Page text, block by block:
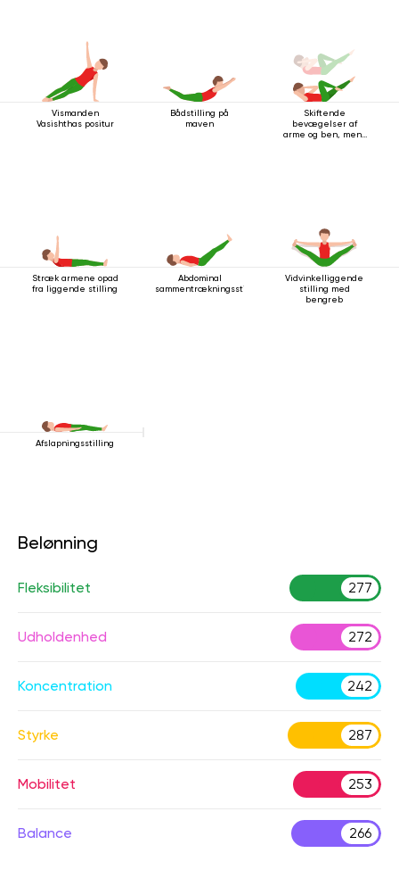
Vismanden
Vasishthas positur
Bådstilling på
maven
Skiftende
bevægelser af
arme og ben, mens
Stræk armene opad
fra liggende stilling
Abdominal
sammentrækningsstilling
Vidvinkelliggende
stilling med
bengreb
Afslapningsstilling
Belønning
Fleksibilitet 277
Udholdenhed 272
Koncentration 242
Styrke 287
Mobilitet 253
Balance 266